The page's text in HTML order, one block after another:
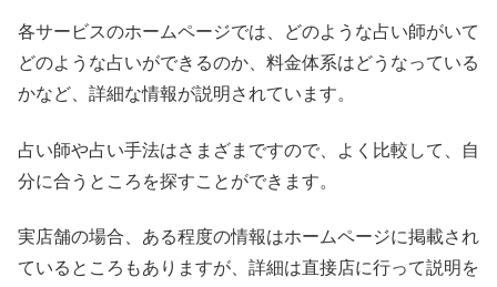
各サービスのホームページでは、どのような占い師がいて
どのような占いができるのか、料金体系はどうなっている
かなど、詳細な情報が説明されています。
占い師や占い手法はさまざまですので、よく比較して、自
分に合うところを探すことができます。
実店舗の場合、ある程度の情報はホームページに掲載され
ているところもありますが、詳細は直接店に行って説明を